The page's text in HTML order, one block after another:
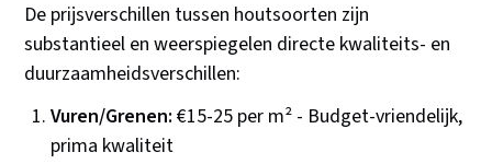
De prijsverschillen tussen houtsoorten zijn
substantieel en weerspiegelen directe kwaliteits- en
duurzaamheidsverschillen:
Vuren/Grenen: €15-25 per m² - Budget-vriendelijk,
prima kwaliteit